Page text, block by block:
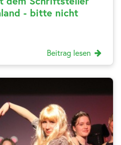
- bitte nicht
Beitrag lesen